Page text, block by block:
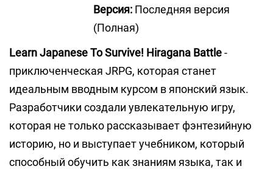
Версия: Последняя версия
(Полная)
Learn Japanese To Survive! Hiragana Battle-
приключенческая JRPG, которая станет
идеальным вводным курсом в японский язык.
Разработчики создали увлекательную игру,
которая не только рассказывает фэнтезийную
историю, но и выступает учебником, который
способный обучить как знаниям языка, так и